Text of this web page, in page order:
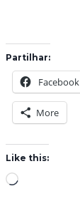
Partilhar:
Facebook
More
Like this:
L